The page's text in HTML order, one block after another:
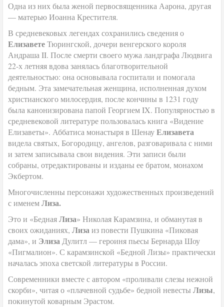
Одна из них была женой первосвященника Аарона, другая
— матерью Иоанна Крестителя.
В средневековых легендах сохранились сведения о
ЕлизаветеТюрингской, дочери венгерского короля
Андраша II. После смерти своего мужа ландграфа Людвига
22-х летняя вдова занялась благотворительной
деятельностью: она основывала госпитали и помогала
бедным. Эта замечательная женщина, исполненная духом
христианского милосердия, после кончины в 1231 году
была канонизирована папой Георгием IX. Популярностью в
средневековой литературе пользовалась книга «Видение
Елизаветы». Аббатиса монастыря в ШенауЕлизавета
видела святых, Богородицу, ангелов, разговаривала с ними
и затем записывала свои видения. Эти записи были
собраны, отредактированы и изданы ее братом, монахом
Экбертом.
Многочисленны персонажи художественных произведений
с именемЛиза.
Это и «БеднаяЛиза» Николая Карамзина, и обманутая в
своих ожиданиях, Лизаиз повести Пушкина «Пиковая
дама», и Элиза Дулитл — героиня пьесы Бернарда Шоу
«Пигмалион». С карамзинской «Бедной Лизы» практически
началась эпоха светской литературы в России.
Современники вместе с автором «проливали слезы нежной
скорби», читая о «плачевной судьбе» бедной невесты Лизы,
покинутой коварным Эрастом.